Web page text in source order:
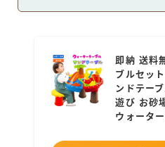
即納 送料
ブルセッ
ンドテー
遊び お砂
ウォータ